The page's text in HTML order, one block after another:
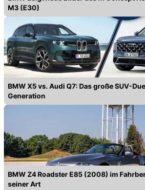
M3 (E30)
BMW X5 vs. Audi Q7: Das große SUV-
Generation
BMW Z4 Roadster E85 (2008) im
seiner Art